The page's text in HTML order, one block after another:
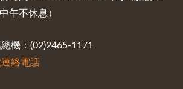
午不休息）
機：(02)2465-1171
絡電話